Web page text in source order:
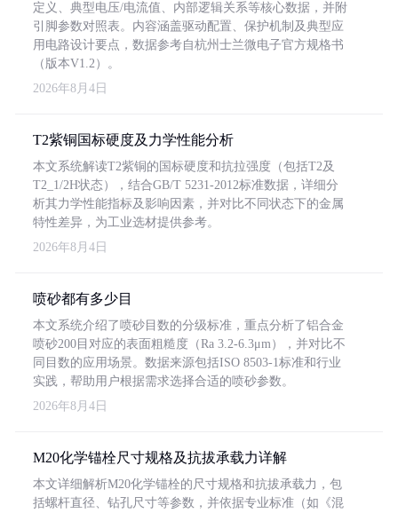
定义、典型电压/电流值、内部逻辑关系等核心数据，并附
引脚参数对照表。内容涵盖驱动配置、保护机制及典型应
用电路设计要点，数据参考自杭州士兰微电子官方规格书
（版本V1.2）。
2026年8月4日
T2紫铜国标硬度及力学性能分析
本文系统解读T2紫铜的国标硬度和抗拉强度（包括T2及
T2_1/2H状态），结合GB/T 5231-2012标准数据，详细分
析其力学性能指标及影响因素，并对比不同状态下的金属
特性差异，为工业选材提供参考。
2026年8月4日
喷砂都有多少目
本文系统介绍了喷砂目数的分级标准，重点分析了铝合金
喷砂200目对应的表面粗糙度（Ra 3.2-6.3μm），并对比不
同目数的应用场景。数据来源包括ISO 8503-1标准和行业
实践，帮助用户根据需求选择合适的喷砂参数。
2026年8月4日
M20化学锚栓尺寸规格及抗拔承载力详解
本文详细解析M20化学锚栓的尺寸规格和抗拔承载力，包
括螺杆直径、钻孔尺寸等参数，并依据专业标准（如《混